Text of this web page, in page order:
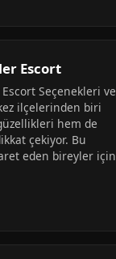
Escort
Seçenekleri ve
ilçelerinden biri
hem de
çekiyor. Bu
eden bireyler için